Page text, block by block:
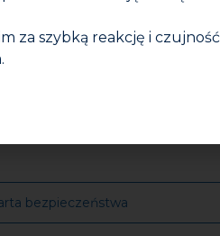
wszelkich zanieczyszczeń
octan etylu lub alkohol,
Upewnić się, że ściśnięte są
bezpieczeństwa
za szybką reakcję i